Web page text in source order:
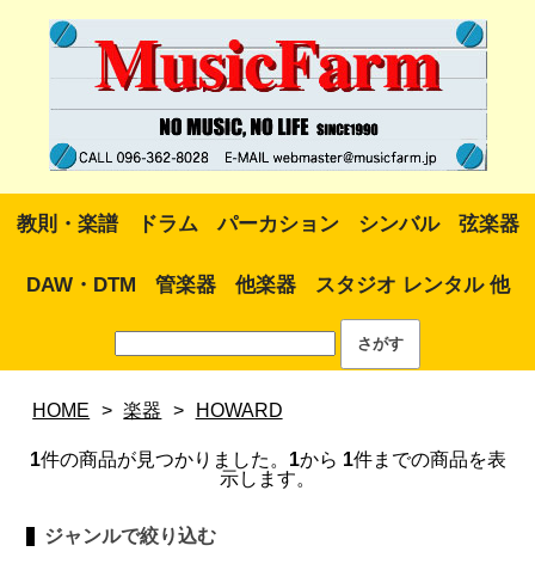
教則・楽譜 ドラム パーカション シンバル 弦楽器
DAW・DTM 管楽器 他楽器 スタジオ レンタル 他
HOME > 楽器 > HOWARD
1件の商品が見つかりました。 1から 1件までの商品を表
示します。
ジャンルで絞り込む